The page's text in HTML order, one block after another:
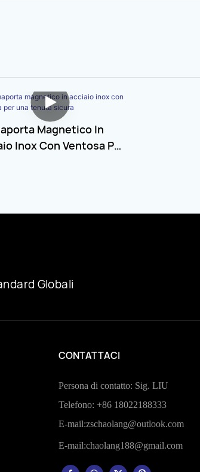
Magnetico In
Inox Con Ventosa Per
Globali
CONTATTACI
Persona di contatto: Sig. LIU
Telefono: +86 18022188333
E-mail:zschaolang@outlook.com
E-mail:chaolang188@gmail.com